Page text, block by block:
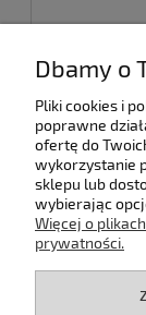
Dbamy o
Pliki cookies i
poprawne
ofertę do
wykorzystanie
sklepu lub
wybierając
Więcej o
prywatności.